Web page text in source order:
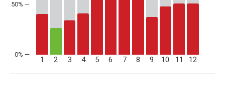
50% —
1 2 3 4 5 6 7 8 9 10 11 12